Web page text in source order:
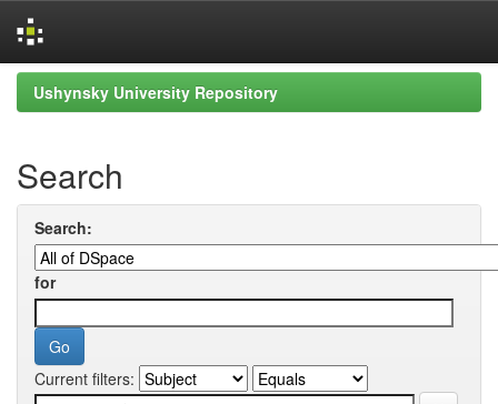
Skip
navigation
Ushynsky University Repository
Search
Search:
for
Current filters: